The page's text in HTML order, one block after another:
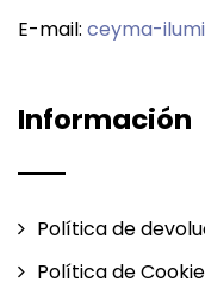
E-mail: ceyma-
Información
Política de
Política de